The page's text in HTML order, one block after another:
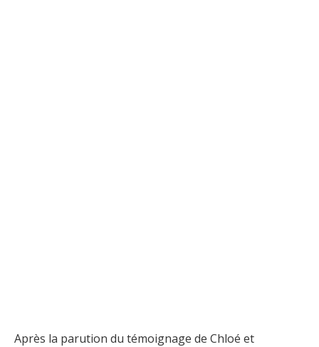
Après la parution du témoignage de Chloé et